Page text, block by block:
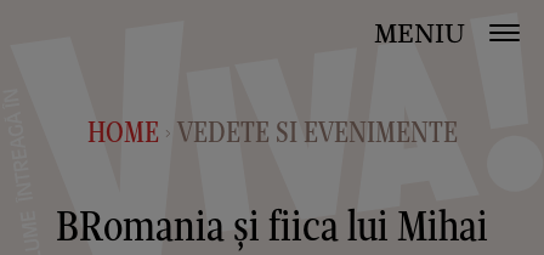
MENIU
HOME > VEDETE SI EVENIMENTE
BRomania și fiica lui Mihai